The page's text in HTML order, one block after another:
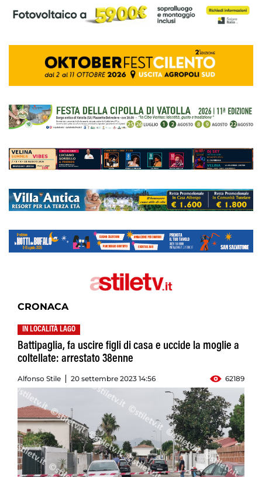
CRONACA
IN LOCALITÀ LAGO
Battipaglia, fa uscire figli di casa e uccide la moglie a
coltellate: arrestato 38enne
Alfonso Stile 20 settembre 2023 14:56 62189